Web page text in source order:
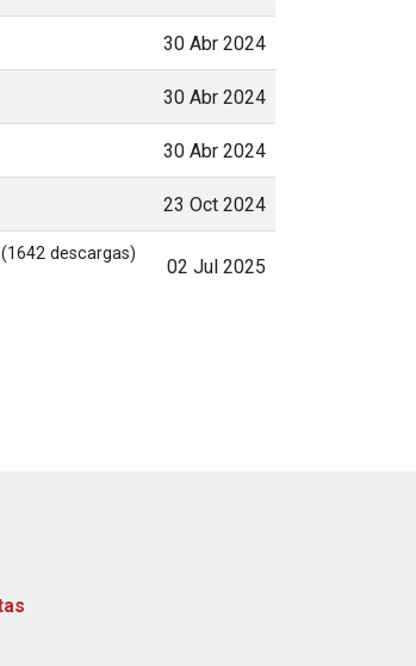
30 Abr 2024
30 Abr 2024
30 Abr 2024
23 Oct 2024
(1642 descargas)
02 Jul 2025